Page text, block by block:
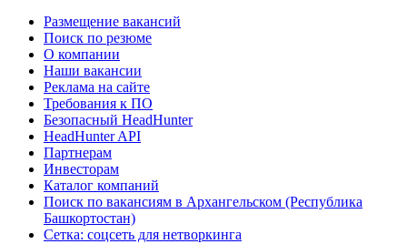
Размещение вакансий
Поиск по резюме
О компании
Наши вакансии
Реклама на сайте
Требования к ПО
Безопасный HeadHunter
HeadHunter API
Партнерам
Инвесторам
Каталог компаний
Поиск по вакансиям в Архангельском (Республика
Башкортостан)
Сетка: соцсеть для нетворкинга